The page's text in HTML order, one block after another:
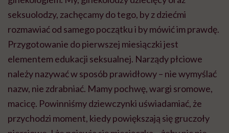
seksuolodzy, zachęcamy do tego, by z dziećmi
rozmawiać od samego początku i by mówić im prawdę.
Przygotowanie do pierwszej miesiączki jest
elementem edukacji seksualnej. Narządy płciowe
należy nazywać w sposób prawidłowy – nie wymyślać
nazw, nie zdrabniać. Mamy pochwę, wargi sromowe,
macicę. Powinniśmy dziewczynki uświadamiać, że
przychodzi moment, kiedy powiększają się gruczoły